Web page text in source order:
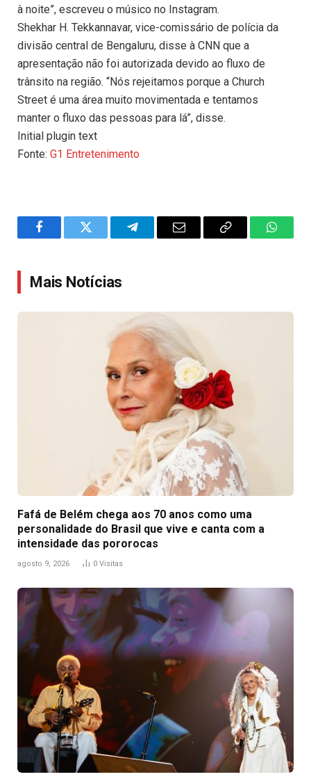
à noite”, escreveu o músico no Instagram.
Shekhar H. Tekkannavar, vice-comissário de polícia da
divisão central de Bengaluru, disse à CNN que a
apresentação não foi autorizada devido ao fluxo de
trânsito na região. “Nós rejeitamos porque a Church
Street é uma área muito movimentada e tentamos
manter o fluxo das pessoas para lá”, disse.
Initial plugin text
Fonte: G1 Entretenimento
FacebookTwitter TelegramEmail
Copy
Mais Notícias
Fafá de Belém chega aos 70 anos como uma
personalidade do Brasil que vive e canta com a
intensidade das pororocas
agosto 9, 2026 0 Visitas